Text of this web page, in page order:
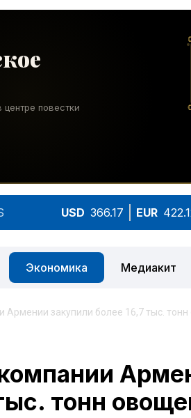
USD 366.17 EUR
Экономика Медиакит
закупили более 16,7 тыс.
тонн